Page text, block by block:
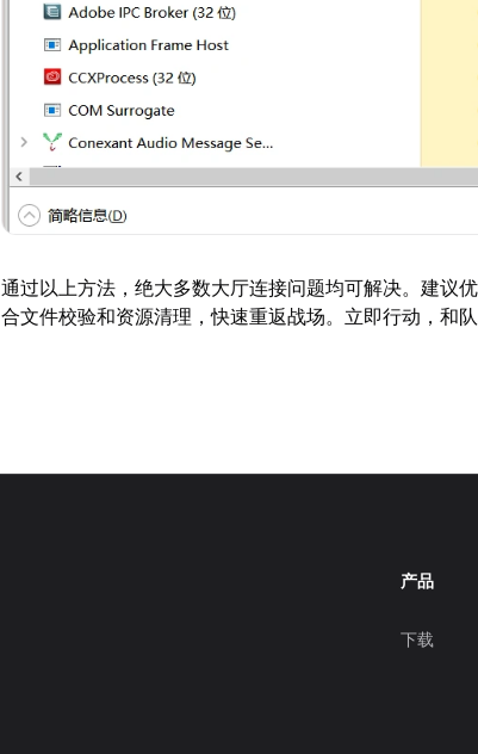
通过以上方法，绝大多数大厅连接问题均可解决。建议
合文件校验和资源清理，快速重返战场。立即行动，和
产品
下载